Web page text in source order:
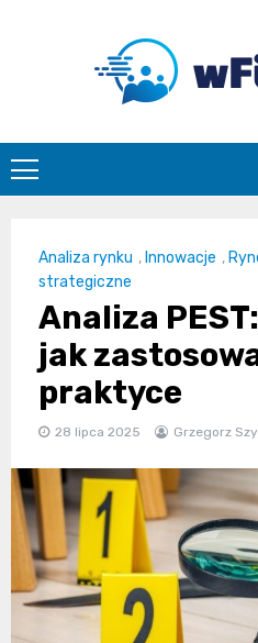
Analiza rynku , Innowacje ,
strategiczne
Analiza
jak
praktyce
28 lipca 2025 Grzegorz